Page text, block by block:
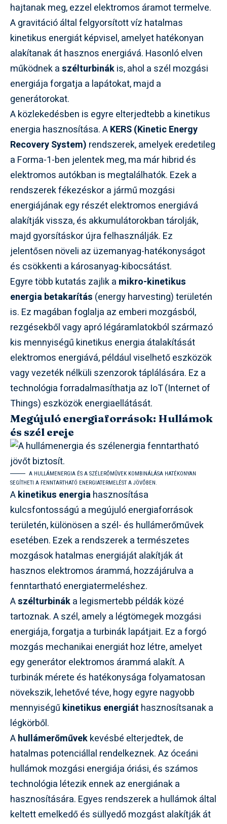
hajtanak meg, ezzel elektromos áramot termelve.
A gravitáció által felgyorsított víz hatalmas
kinetikus energiát képvisel, amelyet hatékonyan
alakítanak át hasznos energiává. Hasonló elven
működnek aszélturbinákis, ahol a szél mozgási
energiája forgatja a lapátokat, majd a
generátorokat.
A közlekedésben is egyre elterjedtebb a kinetikus
energia hasznosítása. AKERS (Kinetic Energy
Recovery System) rendszerek, amelyek eredetileg
a Forma-1-ben jelentek meg, ma már hibrid és
elektromos autókban is megtalálhatók. Ezek a
rendszerek fékezéskor a jármű mozgási
energiájának egy részét elektromos energiává
alakítják vissza, és akkumulátorokban tárolják,
majd gyorsításkor újra felhasználják. Ez
jelentősen növeli az üzemanyag-hatékonyságot
és csökkenti a károsanyag-kibocsátást.
Egyre több kutatás zajlik a mikro-kinetikus
energia betakarítás (energy harvesting) területén
is. Ez magában foglalja az emberi mozgásból,
rezgésekből vagy apró légáramlatokból származó
kis mennyiségű kinetikus energia átalakítását
elektromos energiává, például viselhető eszközök
vagy vezeték nélküli szenzorok táplálására. Ez a
technológia forradalmasíthatja az IoT (Internet of
Things) eszközök energiaellátását.
Megújuló energiaforrások: Hullámok
és szél ereje
A HULLÁMENERGIA ÉS A SZÉLERŐMŰVEK KOMBINÁLÁSA HATÉKONYAN
SEGÍTHETI A FENNTARTHATÓ ENERGIATERMELÉST A JÖVŐBEN.
Akinetikus energiahasznosítása
kulcsfontosságú a megújuló energiaforrások
területén, különösen a szél- és hullámerőművek
esetében. Ezek a rendszerek a természetes
mozgások hatalmas energiáját alakítják át
hasznos elektromos árammá, hozzájárulva a
fenntartható energiatermeléshez.
Aszélturbináka legismertebb példák közé
tartoznak. A szél, amely a légtömegek mozgási
energiája, forgatja a turbinák lapátjait. Ez a forgó
mozgás mechanikai energiát hoz létre, amelyet
egy generátor elektromos árammá alakít. A
turbinák mérete és hatékonysága folyamatosan
növekszik, lehetővé téve, hogy egyre nagyobb
mennyiségű kinetikus energiát hasznosítsanak a
légkörből.
Ahullámerőművekkevésbé elterjedtek, de
hatalmas potenciállal rendelkeznek. Az óceáni
hullámok mozgási energiája óriási, és számos
technológia létezik ennek az energiának a
hasznosítására. Egyes rendszerek a hullámok által
keltett emelkedő és süllyedő mozgást alakítják át